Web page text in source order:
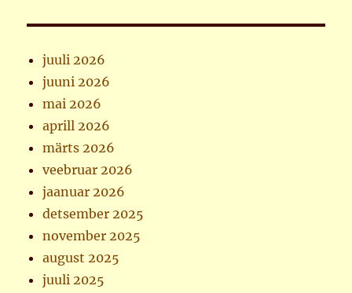
juuli 2026
juuni 2026
mai 2026
aprill 2026
märts 2026
veebruar 2026
jaanuar 2026
detsember 2025
november 2025
august 2025
juuli 2025